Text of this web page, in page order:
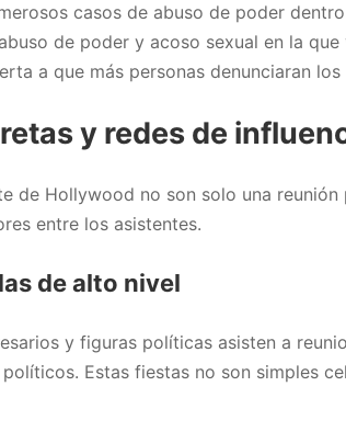
casos de abuso de poder
de poder y acoso sexual en la
a que más personas denunciaran
y redes de
de Hollywood no son solo una
entre los asistentes.
de alto nivel
y figuras políticas asisten a
Estas fiestas no son simples